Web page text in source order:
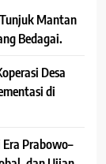
Mantan
Bedagai.
Desa
di
Prabowo–